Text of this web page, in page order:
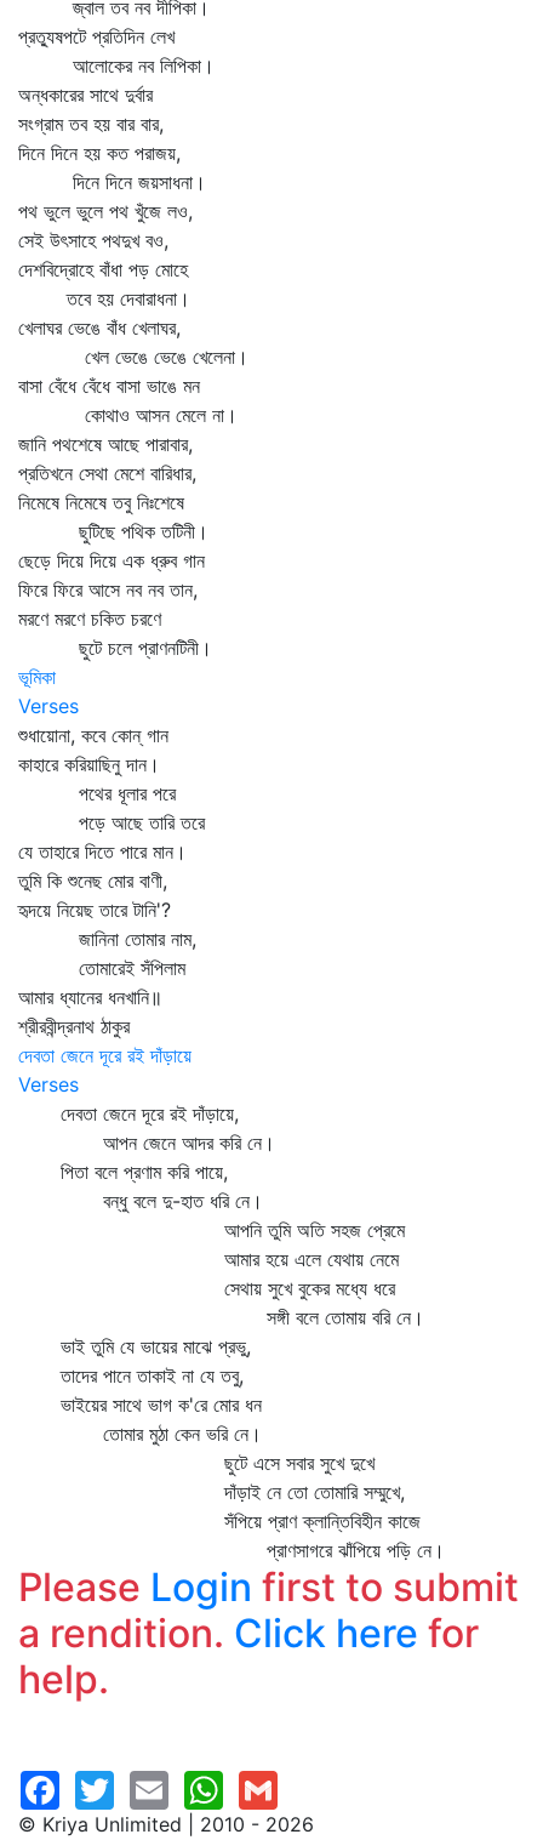
জ্বাল তব নব দীপিকা।
প্রত্যুষপটে প্রতিদিন লেখ
আলোকের নব লিপিকা।
অন্ধকারের সাথে দুর্বার
সংগ্রাম তব হয় বার বার,
দিনে দিনে হয় কত পরাজয়,
দিনে দিনে জয়সাধনা।
পথ ভুলে ভুলে পথ খুঁজে লও,
সেই উৎসাহে পথদুখ বও,
দেশবিদ্রোহে বাঁধা পড় মোহে
তবে হয় দেবারাধনা।
খেলাঘর ভেঙে বাঁধ খেলাঘর,
খেল ভেঙে ভেঙে খেলেনা।
বাসা বেঁধে বেঁধে বাসা ভাঙে মন
কোথাও আসন মেলে না।
জানি পথশেষে আছে পারাবার,
প্রতিখনে সেথা মেশে বারিধার,
নিমেষে নিমেষে তবু নিঃশেষে
ছুটিছে পথিক তটিনী।
ছেড়ে দিয়ে দিয়ে এক ধ্রুব গান
ফিরে ফিরে আসে নব নব তান,
মরণে মরণে চকিত চরণে
ছুটে চলে প্রাণনটিনী।
ভূমিকা
Verses
শুধায়োনা, কবে কোন্‌ গান
কাহারে করিয়াছিনু দান।
পথের ধূলার পরে
পড়ে আছে তারি তরে
যে তাহারে দিতে পারে মান।
তুমি কি শুনেছ মোর বাণী,
হৃদয়ে নিয়েছ তারে টানি'?
জানিনা তোমার নাম,
তোমারেই সঁপিলাম
আমার ধ্যানের ধনখানি॥
শ্রীরবীন্দ্রনাথ ঠাকুর
দেবতা জেনে দূরে রই দাঁড়ায়ে
Verses
দেবতা জেনে দূরে রই দাঁড়ায়ে,
আপন জেনে আদর করি নে।
পিতা বলে প্রণাম করি পায়ে,
বন্ধু বলে দু-হাত ধরি নে।
আপনি তুমি অতি সহজ প্রেমে
আমার হয়ে এলে যেথায় নেমে
সেথায় সুখে বুকের মধ্যে ধরে
সঙ্গী বলে তোমায় বরি নে।
ভাই তুমি যে ভায়ের মাঝে প্রভু,
তাদের পানে তাকাই না যে তবু,
ভাইয়ের সাথে ভাগ ক'রে মোর ধন
তোমার মুঠা কেন ভরি নে।
ছুটে এসে সবার সুখে দুখে
দাঁড়াই নে তো তোমারি সম্মুখে,
সঁপিয়ে প্রাণ ক্লান্তিবিহীন কাজে
প্রাণসাগরে ঝাঁপিয়ে পড়ি নে।
Please Login first to submit
a rendition. Click here for
help.
© Kriya Unlimited | 2010 - 2026